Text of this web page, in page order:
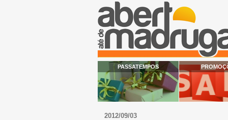
PASSATEMPOS
2012/09/03